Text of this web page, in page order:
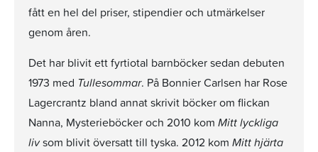
fått en hel del priser, stipendier och utmärkelser
genom åren.
Det har blivit ett fyrtiotal barnböcker sedan debuten
1973 med Tullesommar. På Bonnier Carlsen har Rose
Lagercrantz bland annat skrivit böcker om flickan
Nanna, Mysterieböcker och 2010 kom Mitt lyckliga
livsom blivit översatt till tyska. 2012 kom Mitt hjärta